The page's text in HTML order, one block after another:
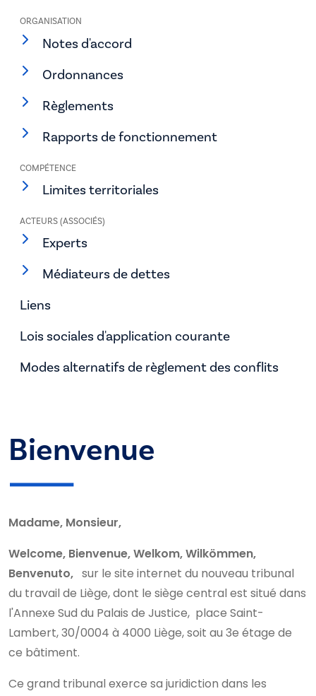
ORGANISATION
Notes d'accord
Ordonnances
Règlements
Rapports de fonctionnement
COMPÉTENCE
Limites territoriales
ACTEURS (ASSOCIÉS)
Experts
Médiateurs de dettes
Liens
Lois sociales d'application courante
Modes alternatifs de règlement des conflits
Bienvenue
Madame, Monsieur,
Welcome, Bienvenue, Welkom, Wilkömmen,
Benvenuto, sur le site internet du nouveau tribunal
du travail de Liège, dont le siège central est situé dans
l'Annexe Sud du Palais de Justice, place Saint-
Lambert, 30/0004 à 4000 Liège, soit au 3e étage de
ce bâtiment.
Ce grand tribunal exerce sa juridiction dans les